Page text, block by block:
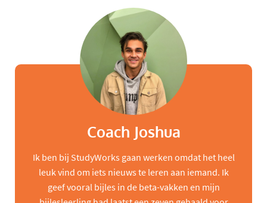
Coach Joshua
Ik ben bij StudyWorks gaan werken omdat het heel
leuk vind om iets nieuws te leren aan iemand. Ik
geef vooral bijles in de beta-vakken en mijn